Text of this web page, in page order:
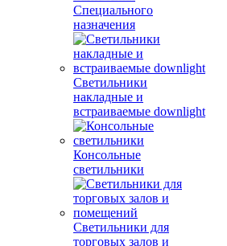
Специального
назначения
Светильники
накладные и
встраиваемые downlight
Консольные
светильники
Светильники для
торговых залов и